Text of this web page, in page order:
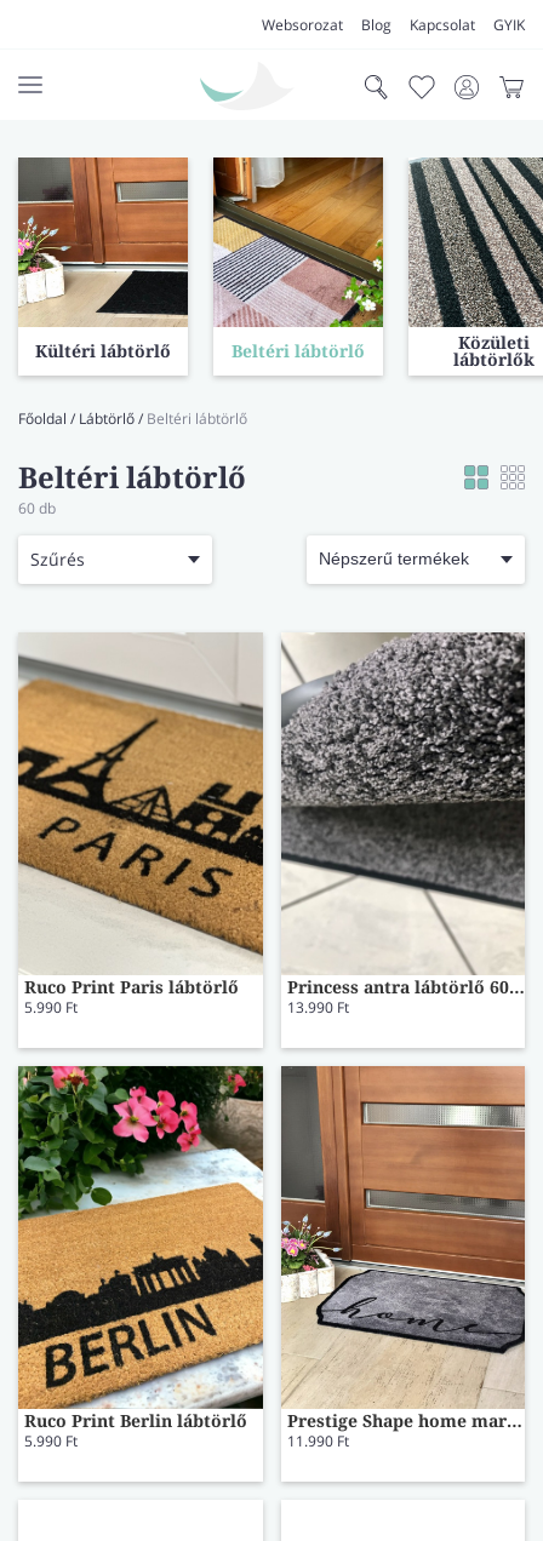
Websorozat Blog Kapcsolat GYIK
AKCIÓK
SZŐNYEG
PADLÓSZŐNYEG
LAKÁSTEXTIL
MŰFŰ
VÍZÁLLÓ PADLÓ
LÁBTÖRLŐ
AJÁNDÉK ÖTLETEK
VINYL FALBURKOLAT
Kültéri lábtörlő Beltéri lábtörlő Közületi
lábtörlők
Főoldal / Lábtörlő/ Beltéri lábtörlő
Beltéri lábtörlő
60db
Szűrés
Ruco Print Paris lábtörlő
5.990 Ft
Princess antra lábtörlő 60x80
13.990 Ft
Ruco Print Berlin lábtörlő
5.990 Ft
Prestige Shape home marble lábtörlő
11.990 Ft